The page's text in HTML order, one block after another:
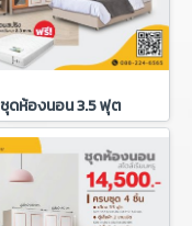
ชุดห้องนอน 3.5 ฟุต